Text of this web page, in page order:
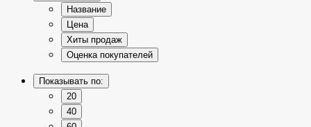
Название
Цена
Хиты продаж
Оценка покупателей
Показывать по:
20
40